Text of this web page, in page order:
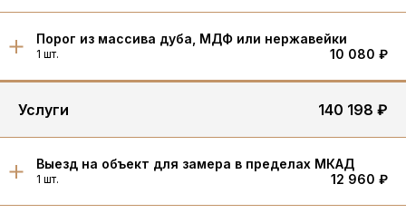
Порог из массива дуба, МДФ или нержавейки
1 шт. 10 080 ₽
Услуги 140 198 ₽
Выезд на объект для замера в пределах МКАД
1 шт. 12 960 ₽